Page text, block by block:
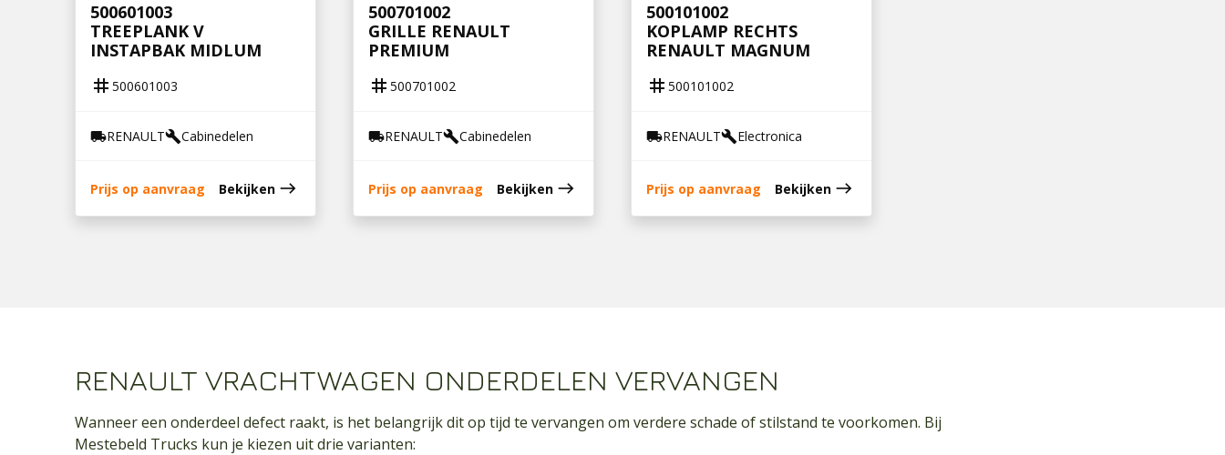
500601003
TREEPLANK V
INSTAPBAK MIDLUM
tag 500601003
local_shippingRENAULTbuildCabinedelen
Prijs op aanvraag Bekijken east
500701002
GRILLE RENAULT
PREMIUM
tag 500701002
local_shippingRENAULTbuildCabinedelen
Prijs op aanvraag Bekijken east
500101002
KOPLAMP RECHTS
RENAULT MAGNUM
tag 500101002
local_shippingRENAULTbuildElectronica
Prijs op aanvraag Bekijken east
RENAULT VRACHTWAGEN ONDERDELEN VERVANGEN
Wanneer een onderdeel defect raakt, is het belangrijk dit op tijd te vervangen om verdere schade of stilstand te voorkomen. Bij
Mestebeld Trucks kun je kiezen uit drie varianten: